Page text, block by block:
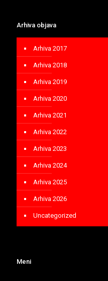
Arhiva objava
Arhiva 2017
Arhiva 2018
Arhiva 2019
Arhiva 2020
Arhiva 2021
Arhiva 2022
Arhiva 2023
Arhiva 2024
Arhiva 2025
Arhiva 2026
Uncategorized
Meni